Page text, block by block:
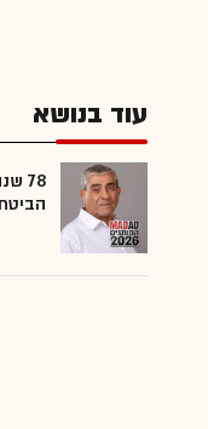
עוד בנושא
78